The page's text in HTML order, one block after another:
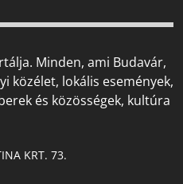
Minden, ami Budavár,
közélet, lokális események,
és közösségek, kultúra
KRT. 73.